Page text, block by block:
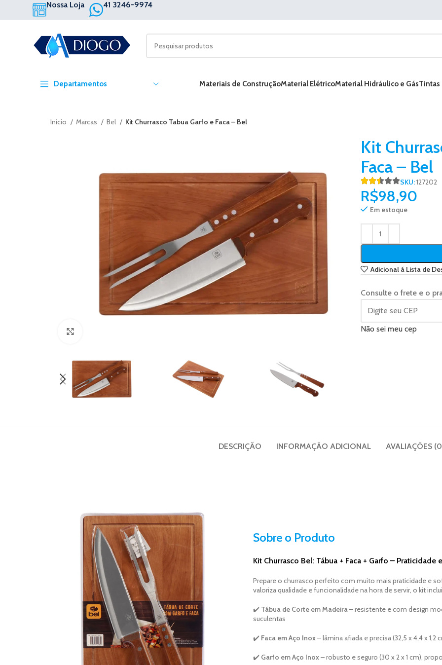
Nossa Loja 41 3246-9974
Departamentos Materiais de ConstruçãoMaterial ElétricoMaterial Hidráulico e GásTintas
Início Marcas Bel Kit Churrasco Tabua Garfo e Faca – Bel
Kit
Faca – Bel
SKU:127202
R$98,90
Em estoque
Adicional á Lista de
Consulte o frete e o
Não sei meu cep
DESCRIÇÃO INFORMAÇÃO ADICIONAL AVALIAÇÕES
Sobre o Produto
Kit Churrasco Bel: Tábua + Faca + Garfo – Praticidade
Prepare o churrasco perfeito com muito mais praticidade e
valoriza qualidade e funcionalidade na hora de servir, o kit
✔️ Tábua de Corte em Madeira– resistente e com design
suculentas
✔️ Faca em Aço Inox– lâmina afiada e precisa (32,5 x 4,4 x
✔️ Garfo em Aço Inox– robusto e seguro (30 x 2 x 1 cm),